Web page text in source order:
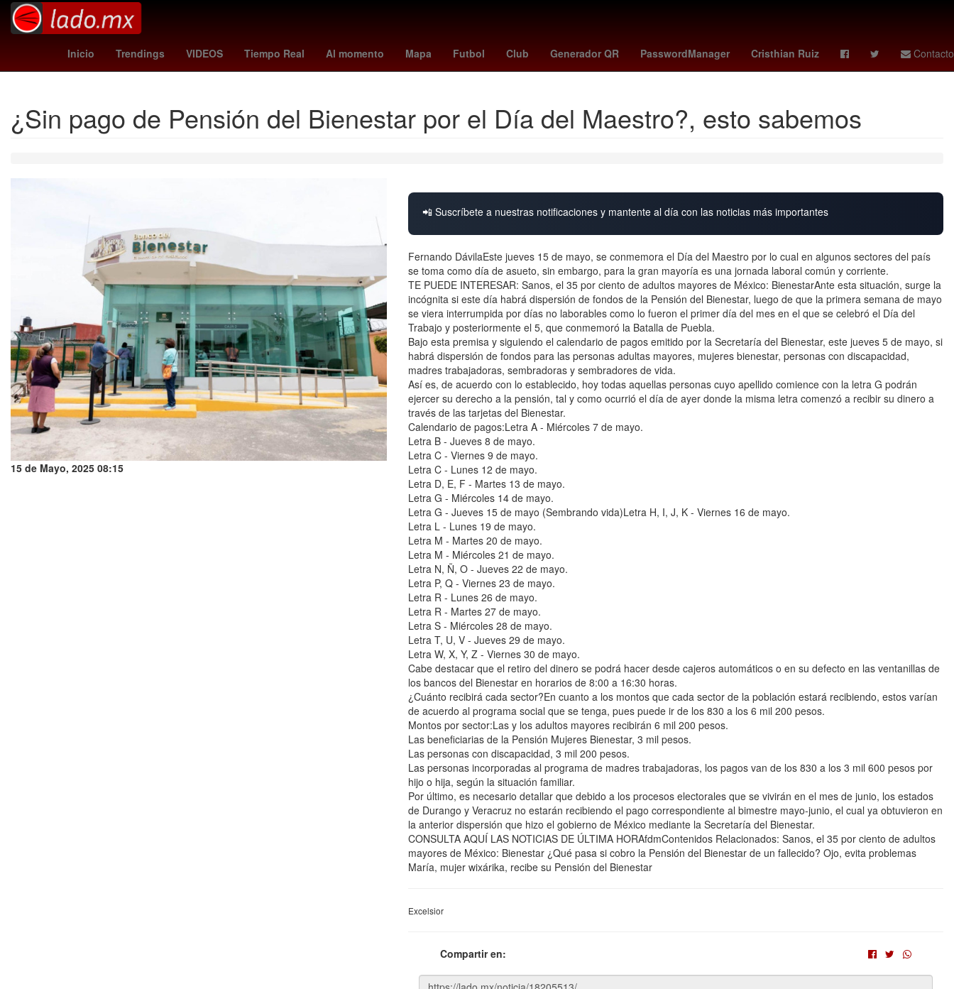
Inicio Trendings VIDEOS Tiempo Real Al momento Mapa Futbol Club Generador QR PasswordManager Cristhian Ruiz Contacto
España Puebla Brasil Irán Venezolanos Star Wars alerta meteorológica dias de descanso obligatorio 2026 tabla leagues cup camberos
¿Sin pago de Pensión del Bienestar por el Día del Maestro?, esto sabemos
15 de Mayo, 2025 08:15
📲 Suscríbete a nuestras notificaciones y mantente al día con las noticias más importantes
Fernando DávilaEste jueves 15 de mayo, se conmemora el Día del Maestro por lo cual en algunos sectores del país
se toma como día de asueto, sin embargo, para la gran mayoría es una jornada laboral común y corriente.
TE PUEDE INTERESAR: Sanos, el 35 por ciento de adultos mayores de México: BienestarAnte esta situación, surge la
incógnita si este día habrá dispersión de fondos de la Pensión del Bienestar, luego de que la primera semana de mayo
se viera interrumpida por días no laborables como lo fueron el primer día del mes en el que se celebró el Día del
Trabajo y posteriormente el 5, que conmemoró la Batalla de Puebla.
Bajo esta premisa y siguiendo el calendario de pagos emitido por la Secretaría del Bienestar, este jueves 5 de mayo, si
habrá dispersión de fondos para las personas adultas mayores, mujeres bienestar, personas con discapacidad,
madres trabajadoras, sembradoras y sembradores de vida.
Así es, de acuerdo con lo establecido, hoy todas aquellas personas cuyo apellido comience con la letra G podrán
ejercer su derecho a la pensión, tal y como ocurrió el día de ayer donde la misma letra comenzó a recibir su dinero a
través de las tarjetas del Bienestar.
Calendario de pagos:Letra A - Miércoles 7 de mayo.
Letra B - Jueves 8 de mayo.
Letra C - Viernes 9 de mayo.
Letra C - Lunes 12 de mayo.
Letra D, E, F - Martes 13 de mayo.
Letra G - Miércoles 14 de mayo.
Letra G - Jueves 15 de mayo (Sembrando vida)Letra H, I, J, K - Viernes 16 de mayo.
Letra L - Lunes 19 de mayo.
Letra M - Martes 20 de mayo.
Letra M - Miércoles 21 de mayo.
Letra N, Ñ, O - Jueves 22 de mayo.
Letra P, Q - Viernes 23 de mayo.
Letra R - Lunes 26 de mayo.
Letra R - Martes 27 de mayo.
Letra S - Miércoles 28 de mayo.
Letra T, U, V - Jueves 29 de mayo.
Letra W, X, Y, Z - Viernes 30 de mayo.
Cabe destacar que el retiro del dinero se podrá hacer desde cajeros automáticos o en su defecto en las ventanillas de
los bancos del Bienestar en horarios de 8:00 a 16:30 horas.
¿Cuánto recibirá cada sector?En cuanto a los montos que cada sector de la población estará recibiendo, estos varían
de acuerdo al programa social que se tenga, pues puede ir de los 830 a los 6 mil 200 pesos.
Montos por sector:Las y los adultos mayores recibirán 6 mil 200 pesos.
Las beneficiarias de la Pensión Mujeres Bienestar, 3 mil pesos.
Las personas con discapacidad, 3 mil 200 pesos.
Las personas incorporadas al programa de madres trabajadoras, los pagos van de los 830 a los 3 mil 600 pesos por
hijo o hija, según la situación familiar.
Por último, es necesario detallar que debido a los procesos electorales que se vivirán en el mes de junio, los estados
de Durango y Veracruz no estarán recibiendo el pago correspondiente al bimestre mayo-junio, el cual ya obtuvieron en
la anterior dispersión que hizo el gobierno de México mediante la Secretaría del Bienestar.
CONSULTA AQUÍ LAS NOTICIAS DE ÚLTIMA HORAfdmContenidos Relacionados: Sanos, el 35 por ciento de adultos
mayores de México: Bienestar ¿Qué pasa si cobro la Pensión del Bienestar de un fallecido? Ojo, evita problemas
María, mujer wixárika, recibe su Pensión del Bienestar
Excelsior
Compartir en: